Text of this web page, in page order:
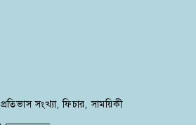
প্রতিভাস সংখ্যা,ফিচার,সাময়িকী